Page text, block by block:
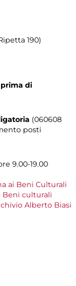
190)
prima di
(060608
posti
9.00-19.00
ai Beni Culturali
culturali
Alberto Biasi